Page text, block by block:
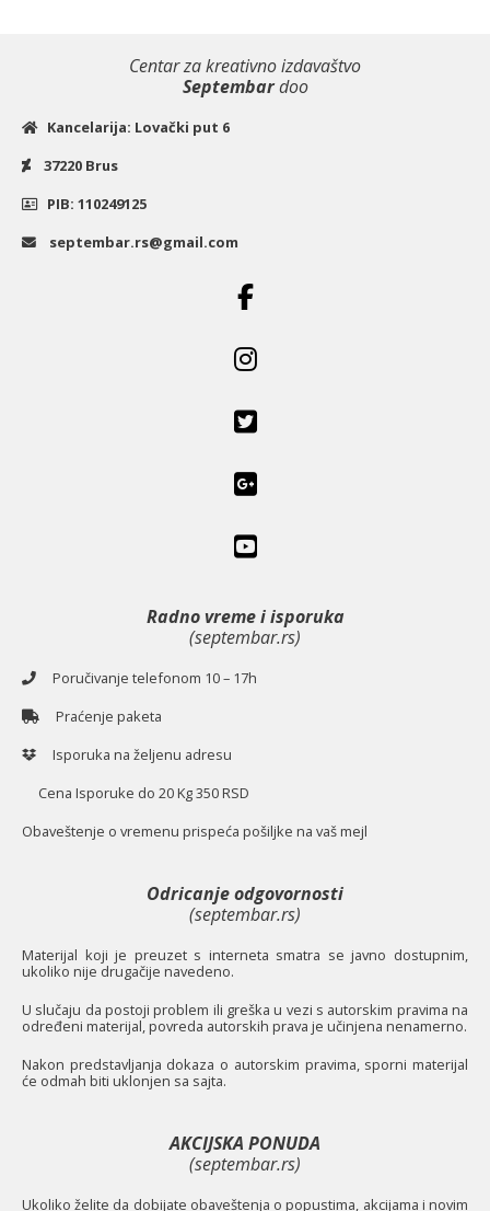
Centar za kreativno izdavaštvo
Septembardoo
Kancelarija: Lovački put 6
37220 Brus
PIB: 110249125
septembar.rs@gmail.com
Radno vreme i isporuka
(septembar.rs)
Poručivanje telefonom 10 – 17h
Praćenje paketa
Isporuka na željenu adresu
Cena Isporuke do 20 Kg 350 RSD
Obaveštenje o vremenu prispeća pošiljke na vaš mejl
Odricanje odgovornosti
(septembar.rs)
Materijal koji je preuzet s interneta smatra se javno dostupnim,
ukoliko nije drugačije navedeno.
U slučaju da postoji problem ili greška u vezi s autorskim pravima na
određeni materijal, povreda autorskih prava je učinjena nenamerno.
Nakon predstavljanja dokaza o autorskim pravima, sporni materijal
će odmah biti uklonjen sa sajta.
AKCIJSKA PONUDA
(septembar.rs)
Ukoliko želite da dobijate obaveštenja o popustima, akcijama i novim